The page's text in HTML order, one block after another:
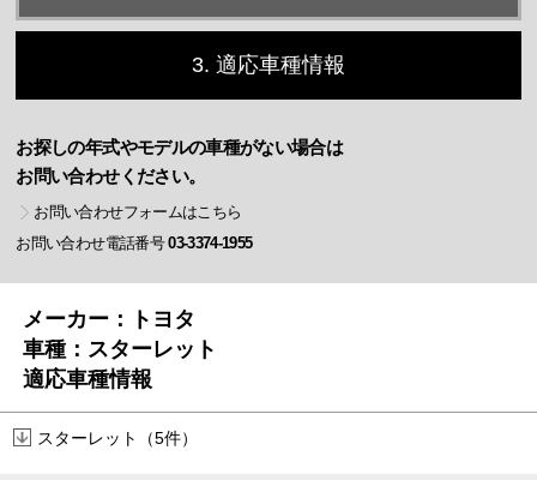
3. 適応車種情報
お探しの年式やモデルの車種がない場合は
お問い合わせください。
お問い合わせフォームはこちら
お問い合わせ電話番号03-3374-1955
メーカー：トヨタ
車種：スターレット
適応車種情報
スターレット（5件）